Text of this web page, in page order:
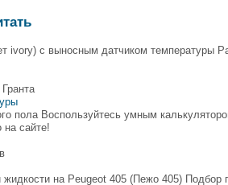
ivory) с выносным датчиком температуры
пола Воспользуйтесь умным
на сайте!
на Peugeot 405 (Пежо 405) Подбор